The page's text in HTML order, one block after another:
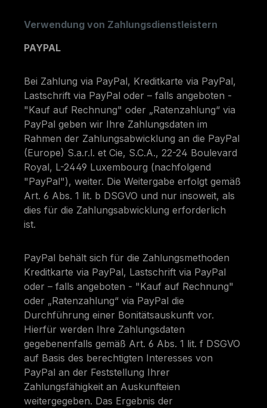
Verwendung von Zahlungsdienstleistern
PAYPAL
Bei Zahlung via PayPal, Kreditkarte via PayPal,
Lastschrift via PayPal oder – falls angeboten -
"Kauf auf Rechnung" oder „Ratenzahlung“ via
PayPal geben wir Ihre Zahlungsdaten im
Rahmen der Zahlungsabwicklung an die PayPal
(Europe) S.a.r.l. et Cie, S.C.A., 22-24 Boulevard
Royal, L-2449 Luxembourg (nachfolgend
"PayPal"), weiter. Die Weitergabe erfolgt gemäß
Art. 6 Abs. 1 lit. b DSGVO und nur insoweit, als
dies für die Zahlungsabwicklung erforderlich
ist.
PayPal behält sich für die Zahlungsmethoden
Kreditkarte via PayPal, Lastschrift via PayPal
oder – falls angeboten - "Kauf auf Rechnung"
oder „Ratenzahlung“ via PayPal die
Durchführung einer Bonitätsauskunft vor.
Hierfür werden Ihre Zahlungsdaten
gegebenenfalls gemäß Art. 6 Abs. 1 lit. f DSGVO
auf Basis des berechtigten Interesses von
PayPal an der Feststellung Ihrer
Zahlungsfähigkeit an Auskunfteien
weitergegeben. Das Ergebnis der